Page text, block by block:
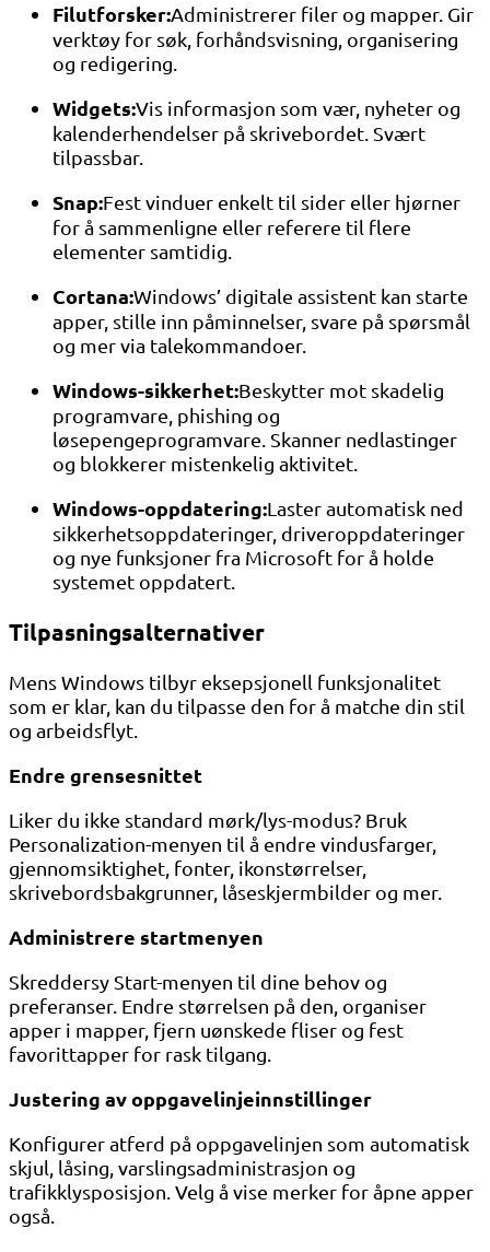
Filutforsker:Administrerer filer og mapper. Gir
verktøy for søk, forhåndsvisning, organisering
og redigering.
Widgets:Vis informasjon som vær, nyheter og
kalenderhendelser på skrivebordet. Svært
tilpassbar.
Snap:Fest vinduer enkelt til sider eller hjørner
for å sammenligne eller referere til flere
elementer samtidig.
Cortana:Windows’ digitale assistent kan starte
apper, stille inn påminnelser, svare på spørsmål
og mer via talekommandoer.
Windows-sikkerhet:Beskytter mot skadelig
programvare, phishing og
løsepengeprogramvare. Skanner nedlastinger
og blokkerer mistenkelig aktivitet.
Windows-oppdatering:Laster automatisk ned
sikkerhetsoppdateringer, driveroppdateringer
og nye funksjoner fra Microsoft for å holde
systemet oppdatert.
Tilpasningsalternativer
Mens Windows tilbyr eksepsjonell funksjonalitet
som er klar, kan du tilpasse den for å matche din stil
og arbeidsflyt.
Endre grensesnittet
Liker du ikke standard mørk/lys-modus? Bruk
Personalization-menyen til å endre vindusfarger,
gjennomsiktighet, fonter, ikonstørrelser,
skrivebordsbakgrunner, låseskjermbilder og mer.
Administrere startmenyen
Skreddersy Start-menyen til dine behov og
preferanser. Endre størrelsen på den, organiser
apper i mapper, fjern uønskede fliser og fest
favorittapper for rask tilgang.
Justering av oppgavelinjeinnstillinger
Konfigurer atferd på oppgavelinjen som automatisk
skjul, låsing, varslingsadministrasjon og
trafikklysposisjon. Velg å vise merker for åpne apper
også.